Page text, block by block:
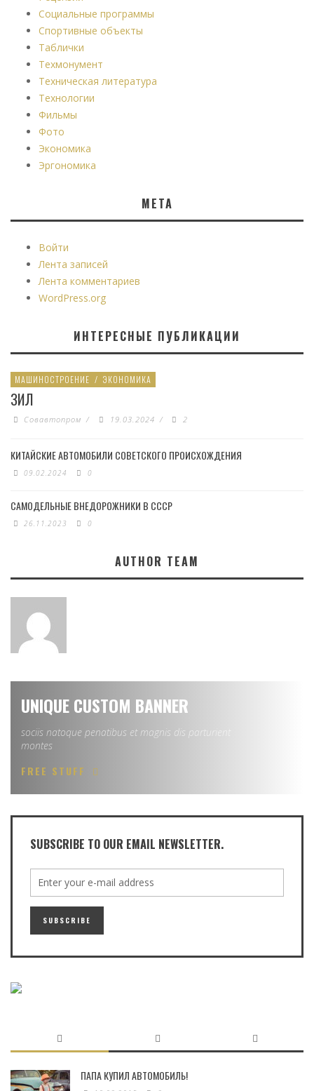
Социальные программы
Спортивные объекты
Таблички
Техмонумент
Техническая литература
Технологии
Фильмы
Фото
Экономика
Эргономика
МЕТА
Войти
Лента записей
Лента комментариев
WordPress.org
ИНТЕРЕСНЫЕ ПУБЛИКАЦИИ
МАШИНОСТРОЕНИЕ / ЭКОНОМИКА
ЗИЛ
Совавтопром / 19.03.2024 / 2
КИТАЙСКИЕ АВТОМОБИЛИ СОВЕТСКОГО ПРОИСХОЖДЕНИЯ
09.02.2024 0
САМОДЕЛЬНЫЕ ВНЕДОРОЖНИКИ В СССР
26.11.2023 0
AUTHOR TEAM
UNIQUE CUSTOM BANNER
sociis natoque penatibus et magnis dis parturient
montes
FREE STUFF
SUBSCRIBE TO OUR EMAIL NEWSLETTER.
ПАПА КУПИЛ АВТОМОБИЛЬ!